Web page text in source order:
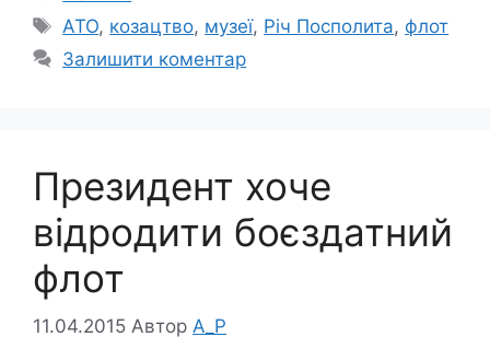
Позначки
АТО, козацтво, музеї, Річ Посполита, флот
Залишити коментар
Президент хоче
відродити боєздатний
флот
11.04.2015 Автор A_P